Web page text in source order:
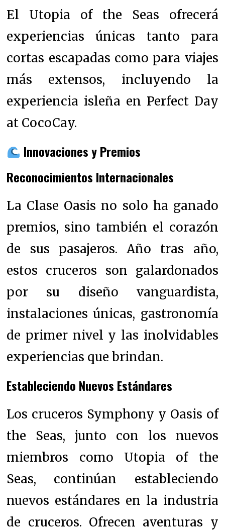
El Utopia of the Seas ofrecerá
experiencias únicas tanto para
cortas escapadas como para viajes
más extensos, incluyendo la
experiencia isleña en Perfect Day
at CocoCay.
Innovaciones y Premios
Reconocimientos Internacionales
La Clase Oasis no solo ha ganado
premios, sino también el corazón
de sus pasajeros. Año tras año,
estos cruceros son galardonados
por su diseño vanguardista,
instalaciones únicas, gastronomía
de primer nivel y las inolvidables
experiencias que brindan.
Estableciendo Nuevos Estándares
Los cruceros Symphony y Oasis of
the Seas, junto con los nuevos
miembros como Utopia of the
Seas, continúan estableciendo
nuevos estándares en la industria
de cruceros. Ofrecen aventuras y